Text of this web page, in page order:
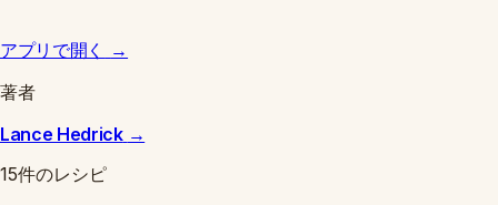
アプリで開く
→
著者
Lance Hedrick →
15件のレシピ